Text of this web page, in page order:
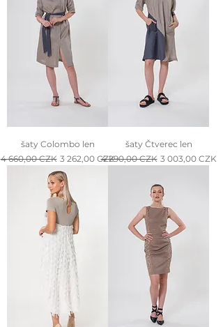
šaty Colombo len
Normálna cena
4 660,00 CZK Zľavnená cena
3 262,00 CZK
šaty Čtverec len
Normálna cena
4 290,00 CZK Zľavnená cena
3 003,00 CZK